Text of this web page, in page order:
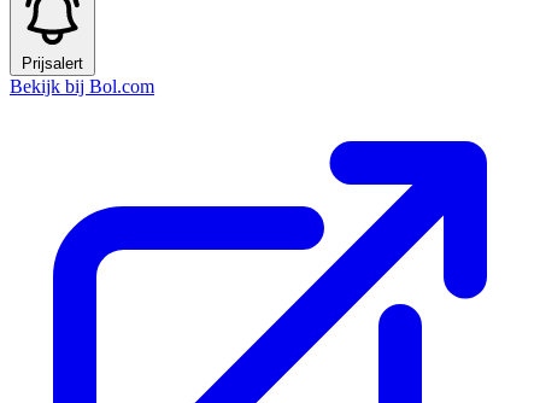
Prijsalert
Bekijk bij Bol.com